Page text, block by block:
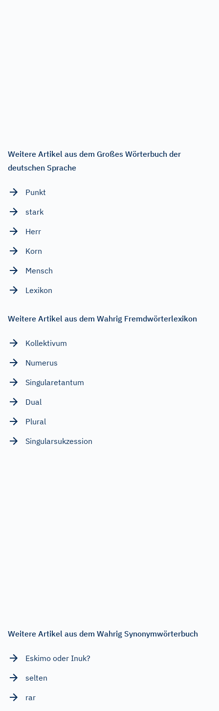
Weitere Artikel aus dem Großes Wörterbuch der
deutschen Sprache
Punkt
stark
Herr
Korn
Mensch
Lexikon
Weitere Artikel aus dem Wahrig Fremdwörterlexikon
Kollektivum
Numerus
Singularetantum
Dual
Plural
Singularsukzession
Weitere Artikel aus dem Wahrig Synonymwörterbuch
Eskimo oder Inuk?
selten
rar